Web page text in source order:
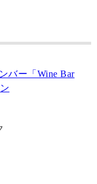
バー「Wine Bar